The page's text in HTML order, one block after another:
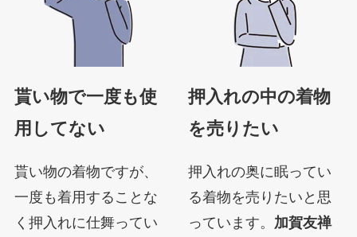
貰い物で一度も使
用してない
貰い物の着物ですが、
一度も着用することな
く押入れに仕舞ってい
押入れの中の着物
を売りたい
押入れの奥に眠ってい
る着物を売りたいと思
っています。 加賀友禅